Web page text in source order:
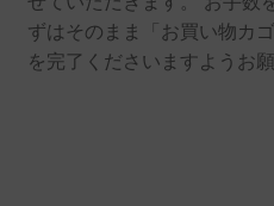
ずはそのまま「お買い物カ
を完了くださいますようお